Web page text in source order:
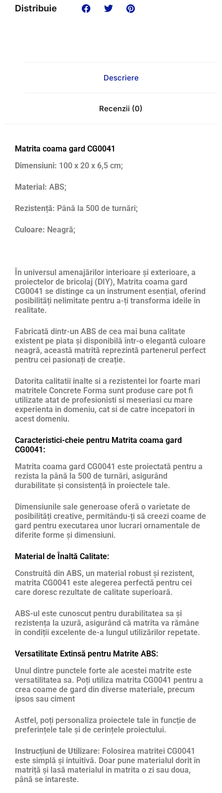
Distribuie
Descriere
Recenzii (0)
Matrita coama gard CG0041
Dimensiuni: 100 x 20 x 6,5 cm;
Material: ABS;
Rezistență: Până la 500 de turnări;
Culoare: Neagră;
În universul amenajărilor interioare și exterioare, a
proiectelor de bricolaj (DIY), Matrita coama gard
CG0041 se distinge ca un instrument esențial, oferind
posibilități nelimitate pentru a-ți transforma ideile în
realitate.
Fabricată dintr-un ABS de cea mai buna calitate
existent pe piata și disponibilă într-o elegantă culoare
neagră, această matrită reprezintă partenerul perfect
pentru cei pasionați de creație.
Datorita calitatii inalte si a rezistentei lor foarte mari
matritele Concrete Forma sunt produse care pot fi
utilizate atat de profesionisti si meseriasi cu mare
experienta in domeniu, cat si de catre incepatori in
acest domeniu.
Caracteristici-cheie pentru Matrita coama gard
CG0041:
Matrita coama gard CG0041 este proiectată pentru a
rezista la până la 500 de turnări, asigurând
durabilitate și consistență în proiectele tale.
Dimensiunile sale generoase oferă o varietate de
posibilități creative, permitându-ți să creezi coame de
gard pentru executarea unor lucrari ornamentale de
diferite forme și dimensiuni.
Material de Înaltă Calitate:
Construită din ABS, un material robust și rezistent,
matrita CG0041 este alegerea perfectă pentru cei
care doresc rezultate de calitate superioară.
ABS-ul este cunoscut pentru durabilitatea sa și
rezistența la uzură, asigurând că matrita va rămâne
în condiții excelente de-a lungul utilizărilor repetate.
Versatilitate Extinsă pentru Matrite ABS:
Unul dintre punctele forte ale acestei matrite este
versatilitatea sa. Poți utiliza matrita CG0041 pentru a
crea coame de gard din diverse materiale, precum
ipsos sau ciment
Astfel, poți personaliza proiectele tale în funcție de
preferințele tale și de cerințele proiectului.
Instrucțiuni de Utilizare: Folosirea matritei CG0041
este simplă și intuitivă. Doar pune materialul dorit în
matriță și lasă materialul in matrita o zi sau doua,
până se intareste.